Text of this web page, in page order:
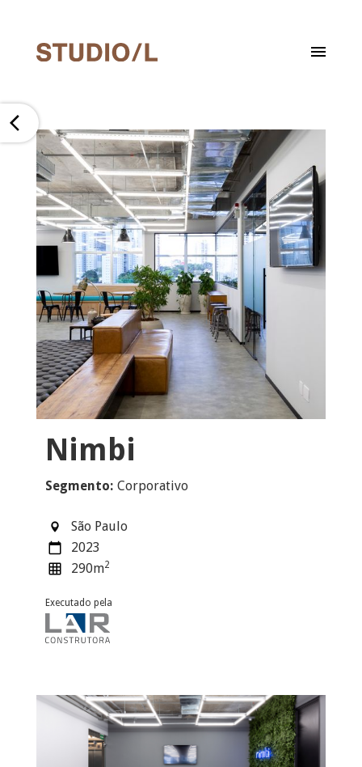
Nimbi
Segmento: Corporativo
São Paulo
2023
290m2
Executado pela